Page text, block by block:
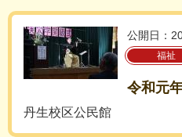
公開日：
福祉
令和元
丹生校区公民館